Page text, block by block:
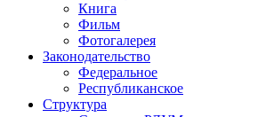
Книга
Фильм
Фотогалерея
Законодательство
Федеральное
Республиканское
Структура